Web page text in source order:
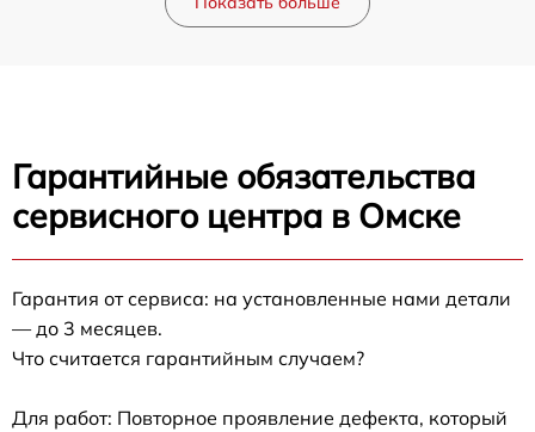
Гарантийные обязательства
сервисного центра в Омске
Гарантия от сервиса: на установленные нами детали
— до 3 месяцев.
Что считается гарантийным случаем?
Для работ: Повторное проявление дефекта, который